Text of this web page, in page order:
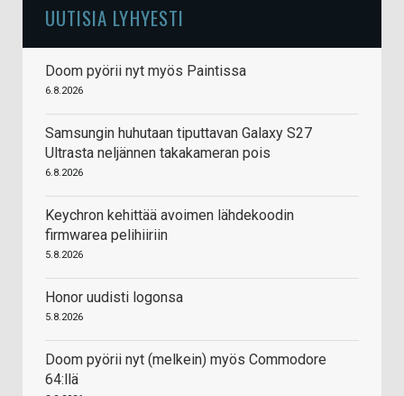
UUTISIA LYHYESTI
Doom pyörii nyt myös Paintissa
6.8.2026
Samsungin huhutaan tiputtavan Galaxy S27
Ultrasta neljännen takakameran pois
6.8.2026
Keychron kehittää avoimen lähdekoodin
firmwarea pelihiiriin
5.8.2026
Honor uudisti logonsa
5.8.2026
Doom pyörii nyt (melkein) myös Commodore
64:llä